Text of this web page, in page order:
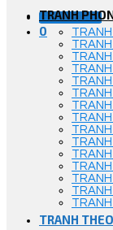
Góc Tư Vấn
0
TRANH
TRANH